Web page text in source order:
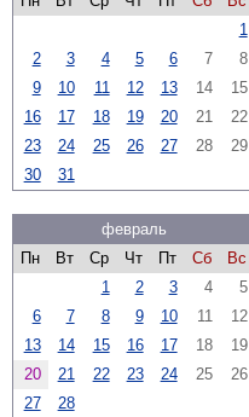
1
2
3 4 5 6 7
8
9
10 11 12 13 14
15
16
17 18 19 20 21
22
23
24 25 26 27 28
29
30
31
февраль
Пн
Вт Ср Чт Пт Сб
Вс
1
2 3 4
5
6
7 8 9 10 11
12
13
14 15 16 17 18
19
20
21 22 23 24 25
26
27
28